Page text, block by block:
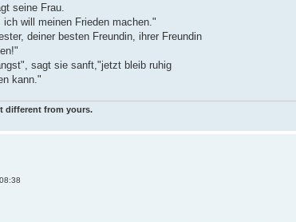
seine Frau.
will meinen Frieden machen."
deiner besten Freundin, ihrer Freundin
sagt sie sanft,"jetzt bleib ruhig
kann."
different from yours.